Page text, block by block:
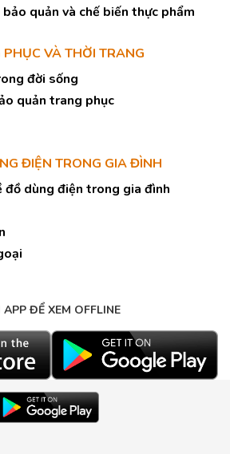
quản và chế biến thực phẩm
VÀ THỜI TRANG
đời sống
quản trang phục
ĐIỆN TRONG GIA ĐÌNH
đồ dùng điện trong gia đình
APP ĐỂ XEM OFFLINE